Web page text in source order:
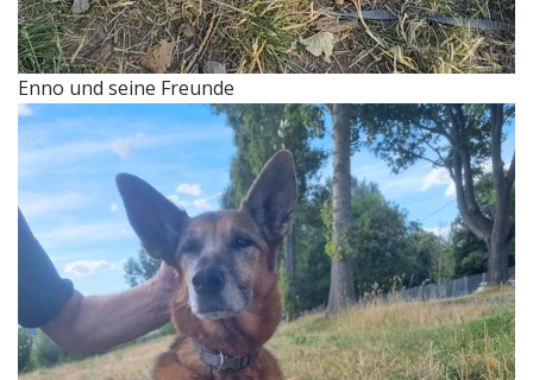
Enno und seine Freunde